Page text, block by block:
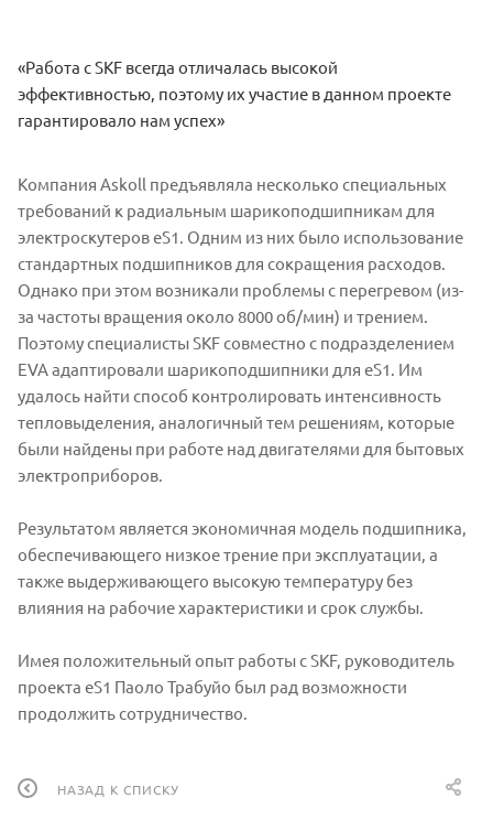
«Работа с SKF всегда отличалась высокой
эффективностью, поэтому их участие в данном проекте
гарантировало нам успех»
Компания Askoll предъявляла несколько специальных
требований к радиальным шарикоподшипникам для
электроскутеров eS1. Одним из них было использование
стандартных подшипников для сокращения расходов.
Однако при этом возникали проблемы с перегревом (из-
за частоты вращения около 8000 об/мин) и трением.
Поэтому специалисты SKF совместно с подразделением
EVA адаптировали шарикоподшипники для eS1. Им
удалось найти способ контролировать интенсивность
тепловыделения, аналогичный тем решениям, которые
были найдены при работе над двигателями для бытовых
электроприборов.
Результатом является экономичная модель подшипника,
обеспечивающего низкое трение при эксплуатации, а
также выдерживающего высокую температуру без
влияния на рабочие характеристики и срок службы.
Имея положительный опыт работы с SKF, руководитель
проекта eS1 Паоло Трабуйо был рад возможности
продолжить сотрудничество.
НАЗАД К СПИСКУ